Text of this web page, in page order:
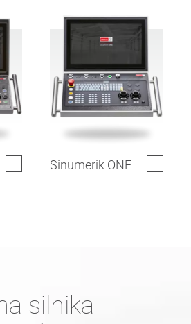
Sinumerik ONE
silnika